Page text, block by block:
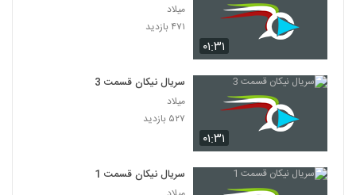
۰۱:۳۱
میلاد
۴۷۱ بازدید
۰۱:۳۱
سریال نیکان قسمت 3
میلاد
۵۲۷ بازدید
سریال نیکان قسمت 1